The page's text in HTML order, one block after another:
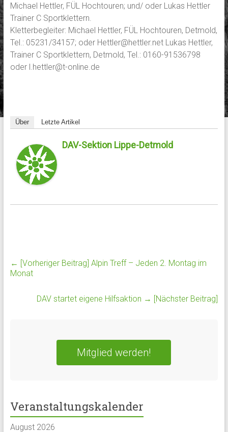
Michael Hettler, FÜL Hochtouren; und/ oder Lukas Hettler
Trainer C Sportklettern.
Kletterbegleiter: Michael Hettler, FÜL Hochtouren, Detmold,
Tel.: 05231/34157; oder Hettler@hettler.net Lukas Hettler,
Trainer C Sportklettern, Detmold, Tel.: 0160-91536798
oder l.hettler@t-online.de
Über Letzte Artikel
DAV-Sektion Lippe-Detmold
← [Vorheriger Beitrag] Alpin Treff – Jeden 2. Montag im
Monat
DAV startet eigene Hilfsaktion → [Nächster Beitrag]
Mitglied werden!
Veranstaltungskalender
August 2026